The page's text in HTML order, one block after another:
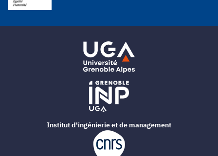
Institut d'ingénierie et de management